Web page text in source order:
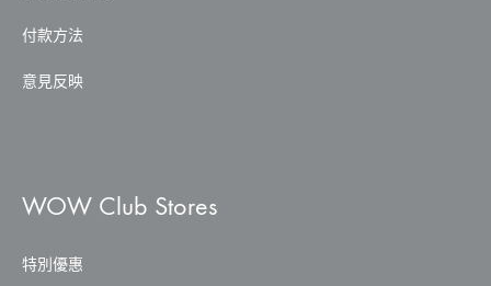
付款方法
意見反映
WOW Club Stores
特別優惠